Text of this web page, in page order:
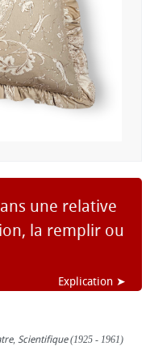
une relative
la remplir ou
Explication ➤
, Scientifique(1925 - 1961)